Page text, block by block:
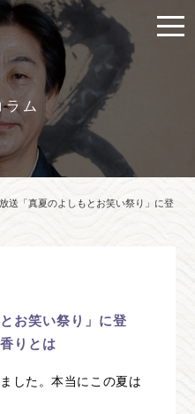
ラム
送「真夏のよしもとお笑い祭り」に登
お笑い祭り」に登
りとは
した。本当にこの夏は